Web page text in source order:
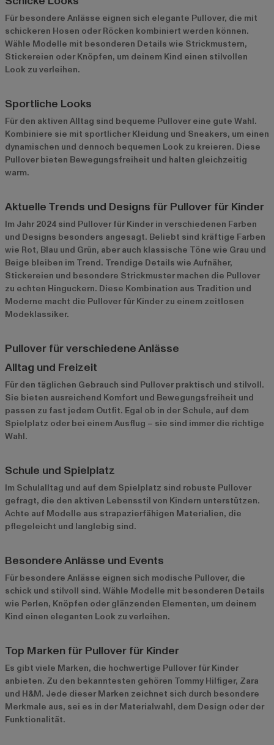
Für besondere Anlässe eignen sich elegante Pullover, die mit
schickeren Hosen oder Röcken kombiniert werden können.
Wähle Modelle mit besonderen Details wie Strickmustern,
Stickereien oder Knöpfen, um deinem Kind einen stilvollen
Look zu verleihen.
Sportliche Looks
Für den aktiven Alltag sind bequeme Pullover eine gute Wahl.
Kombiniere sie mit sportlicher Kleidung und Sneakers, um einen
dynamischen und dennoch bequemen Look zu kreieren. Diese
Pullover bieten Bewegungsfreiheit und halten gleichzeitig
warm.
Aktuelle Trends und Designs für Pullover für Kinder
Im Jahr 2024 sind Pullover für Kinder in verschiedenen Farben
und Designs besonders angesagt. Beliebt sind kräftige Farben
wie Rot, Blau und Grün, aber auch klassische Töne wie Grau und
Beige bleiben im Trend. Trendige Details wie Aufnäher,
Stickereien und besondere Strickmuster machen die Pullover
zu echten Hinguckern. Diese Kombination aus Tradition und
Moderne macht die Pullover für Kinder zu einem zeitlosen
Modeklassiker.
Pullover für verschiedene Anlässe
Alltag und Freizeit
Für den täglichen Gebrauch sind Pullover praktisch und stilvoll.
Sie bieten ausreichend Komfort und Bewegungsfreiheit und
passen zu fast jedem Outfit. Egal ob in der Schule, auf dem
Spielplatz oder bei einem Ausflug – sie sind immer die richtige
Wahl.
Schule und Spielplatz
Im Schulalltag und auf dem Spielplatz sind robuste Pullover
gefragt, die den aktiven Lebensstil von Kindern unterstützen.
Achte auf Modelle aus strapazierfähigen Materialien, die
pflegeleicht und langlebig sind.
Besondere Anlässe und Events
Für besondere Anlässe eignen sich modische Pullover, die
schick und stilvoll sind. Wähle Modelle mit besonderen Details
wie Perlen, Knöpfen oder glänzenden Elementen, um deinem
Kind einen eleganten Look zu verleihen.
Top Marken für Pullover für Kinder
Es gibt viele Marken, die hochwertige Pullover für Kinder
anbieten. Zu den bekanntesten gehören Tommy Hilfiger, Zara
und H&M. Jede dieser Marken zeichnet sich durch besondere
Merkmale aus, sei es in der Materialwahl, dem Design oder der
Funktionalität.